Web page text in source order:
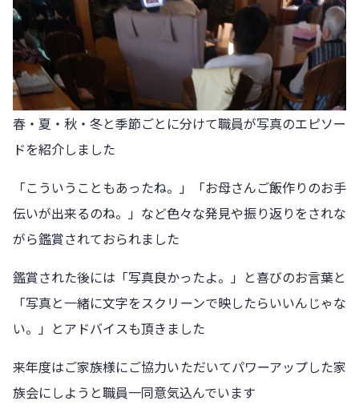
春・夏・秋・冬と季節ごとに分けて職員が写真のエピソー
ドを紹介しました
「こういうこともあったね。」「お母さんご飯作りのお手
伝いが出来るのね。」など色々な発見や振り返りをされな
がら鑑賞されておられました
鑑賞された後には「写真良かったよ。」と喜びのお言葉と
「写真と一緒に文字をスクリーンで映したらいいんじゃな
い。」とアドバイスも頂きました
来年度はご家族様にご協力いただいてパワーアップした家
族会にしようと職員一同意気込んでいます